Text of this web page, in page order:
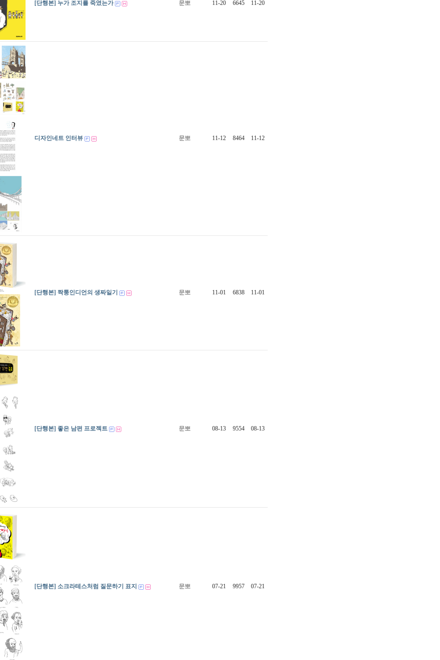
[단행본] 누가 조지를 죽였는가 문뽀 11-20 6645 11-20
디자인네트 인터뷰 문뽀 11-12 8464 11-12
[단행본] 짝퉁인디언의 생짜일기 문뽀 11-01 6838 11-01
[단행본] 좋은 남편 프로젝트 문뽀 08-13 9554 08-13
[단행본] 소크라테스처럼 질문하기 표지 문뽀 07-21 9957 07-21